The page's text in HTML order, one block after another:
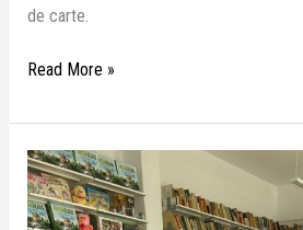
de carte.
Read More »
Ziua
Cititului
Împreună